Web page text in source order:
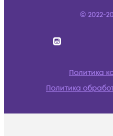
© 2022-
Политика
Политика